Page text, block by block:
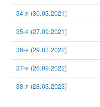
34-я (30.03.2021)
35-я (27.09.2021)
36-я (29.03.2022)
37-я (26.09.2022)
38-я (28.03.2023)